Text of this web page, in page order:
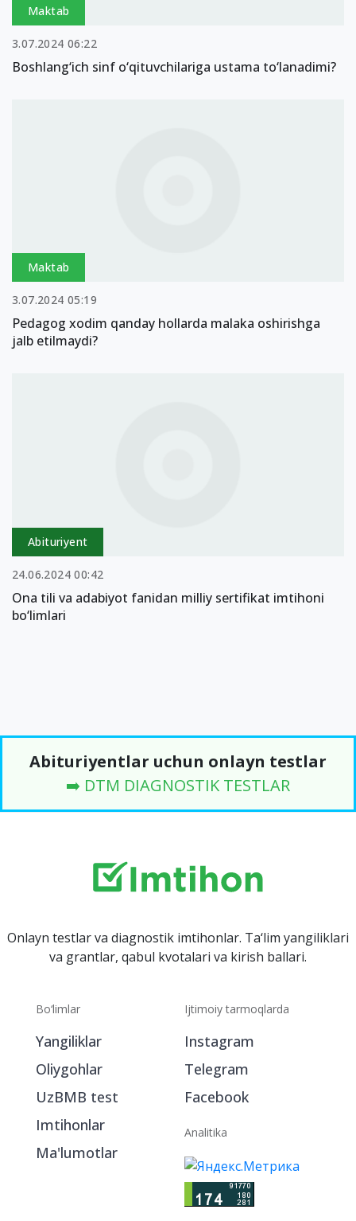
Maktab
3.07.2024 06:22
Boshlang‘ich sinf o‘qituvchilariga ustama to‘lanadimi?
Maktab
3.07.2024 05:19
Pedagog xodim qanday hollarda malaka oshirishga
jalb etilmaydi?
Abituriyent
24.06.2024 00:42
Ona tili va adabiyot fanidan milliy sertifikat imtihoni
bo‘limlari
Abituriyentlar uchun onlayn testlar
➡️ DTM DIAGNOSTIK TESTLAR
Onlayn testlar va diagnostik imtihonlar. Ta‘lim yangiliklari
va grantlar, qabul kvotalari va kirish ballari.
Bo‘limlar
Yangiliklar
Oliygohlar
UzBMB test
Imtihonlar
Ma'lumotlar
Ijtimoiy tarmoqlarda
Instagram
Telegram
Facebook
Analitika